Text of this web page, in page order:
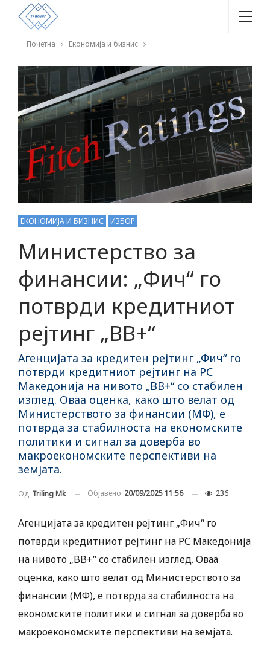
Почетна Економија и бизнис
ЕКОНОМИЈА И БИЗНИС ИЗБОР
Министерство за
финансии: „Фич“ го
потврди кредитниот
рејтинг „BB+“
Агенцијата за кредитен рејтинг „Фич“ го
потврди кредитниот рејтинг на РС
Македонија на нивото „BB+“ со стабилен
изглед. Оваа оценка, како што велат од
Министерството за финансии (МФ), е
потврда за стабилноста на економските
политики и сигнал за доверба во
макроекономските перспективи на
земјата.
Од Triling Mk Објавено 20/09/2025 11:56 236
Агенцијата за кредитен рејтинг „Фич“ го
потврди кредитниот рејтинг на РС Македонија
на нивото „BB+“ со стабилен изглед. Оваа
оценка, како што велат од Министерството за
финансии (МФ), е потврда за стабилноста на
економските политики и сигнал за доверба во
макроекономските перспективи на земјата.